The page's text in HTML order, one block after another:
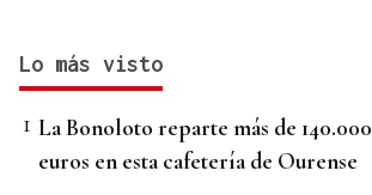
Lo más visto
La Bonoloto reparte más de 140.000
euros en esta cafetería de Ourense